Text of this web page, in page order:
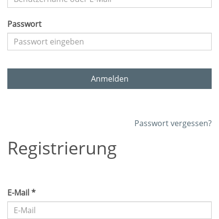
Passwort
Anmelden
Passwort vergessen?
Registrierung
E-Mail *